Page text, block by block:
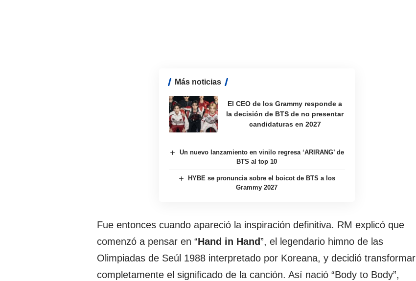
Más noticias
El CEO de los Grammy responde a
la decisión de BTS de no presentar
candidaturas en 2027
Un nuevo lanzamiento en vinilo regresa ‘ARIRANG’ de
BTS al top 10
HYBE se pronuncia sobre el boicot de BTS a los
Grammy 2027
Fue entonces cuando apareció la inspiración definitiva. RM explicó que
comenzó a pensar en “Hand in Hand”, el legendario himno de las
Olimpiadas de Seúl 1988 interpretado por Koreana, y decidió transformar
completamente el significado de la canción. Así nació “Body to Body”,